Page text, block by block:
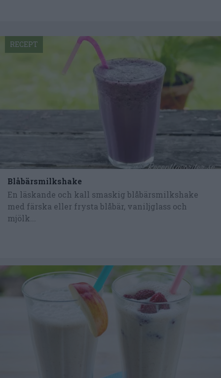
Blåbärsmilkshake
En läskande och kall smaskig blåbärsmilkshake
med färska eller frysta blåbär, vaniljglass och
mjölk...
RECEPT